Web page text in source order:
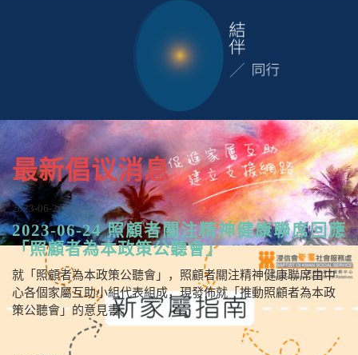
最新倡议消息
2023-06-24
2023-06-24 照顧者關注精神健康聯席回應
「照顧者為本政策公聽會」
就「照顧者為本政策公聽會」，照顧者關注精神健康聯席由中
心各個家屬互助小組代表組成，現發佈就「推動照顧者為本政
策公聽會」的意見書。